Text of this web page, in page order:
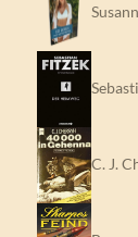
C. J.